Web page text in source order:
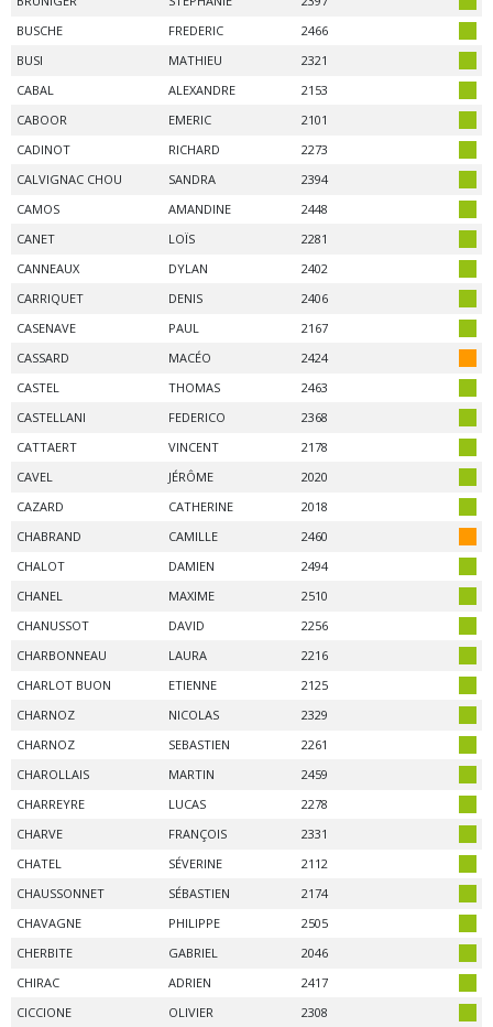
BUSCHE
FREDERIC
2466
BUSI
MATHIEU
2321
CABAL
ALEXANDRE
2153
CABOOR
EMERIC
2101
CADINOT
RICHARD
2273
CALVIGNAC CHOU
SANDRA
2394
CAMOS
AMANDINE
2448
CANET
LOÏS
2281
CANNEAUX
DYLAN
2402
CARRIQUET
DENIS
2406
CASENAVE
PAUL
2167
CASSARD
MACÉO
2424
CASTEL
THOMAS
2463
CASTELLANI
FEDERICO
2368
CATTAERT
VINCENT
2178
CAVEL
JÉRÔME
2020
CAZARD
CATHERINE
2018
CHABRAND
CAMILLE
2460
CHALOT
DAMIEN
2494
CHANEL
MAXIME
2510
CHANUSSOT
DAVID
2256
CHARBONNEAU
LAURA
2216
CHARLOT BUON
ETIENNE
2125
CHARNOZ
NICOLAS
2329
CHARNOZ
SEBASTIEN
2261
CHAROLLAIS
MARTIN
2459
CHARREYRE
LUCAS
2278
CHARVE
FRANÇOIS
2331
CHATEL
SÉVERINE
2112
CHAUSSONNET
SÉBASTIEN
2174
CHAVAGNE
PHILIPPE
2505
CHERBITE
GABRIEL
2046
CHIRAC
ADRIEN
2417
CICCIONE
OLIVIER 2308